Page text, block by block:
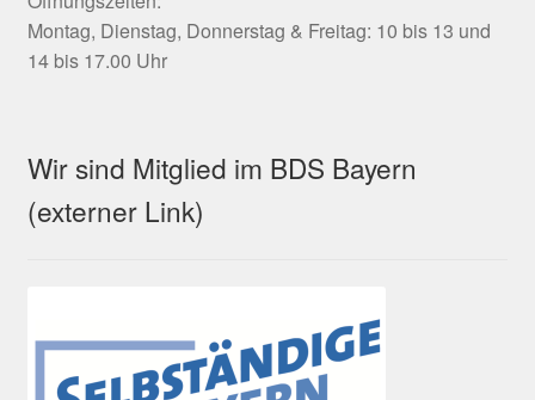
Montag, Dienstag, Donnerstag & Freitag: 10 bis 13 und
14 bis 17.00 Uhr
Wir sind Mitglied im BDS Bayern
(externer Link)